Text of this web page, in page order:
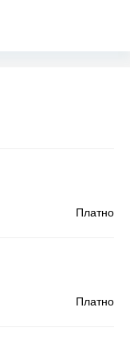
Платно
Платно